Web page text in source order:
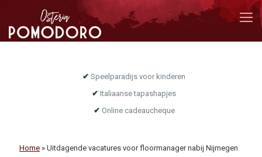
✔ Speelparadijs voor kinderen
✔ Italiaanse tapashapjes
✔ Online cadeaucheque
Home » Uitdagende vacatures voor floormanager nabij Nijmegen